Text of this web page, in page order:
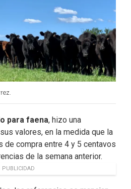
para faena, hizo una
valores, en la medida que la
de compra entre 4 y 5 centavos
de la semana anterior.
PUBLICIDAD